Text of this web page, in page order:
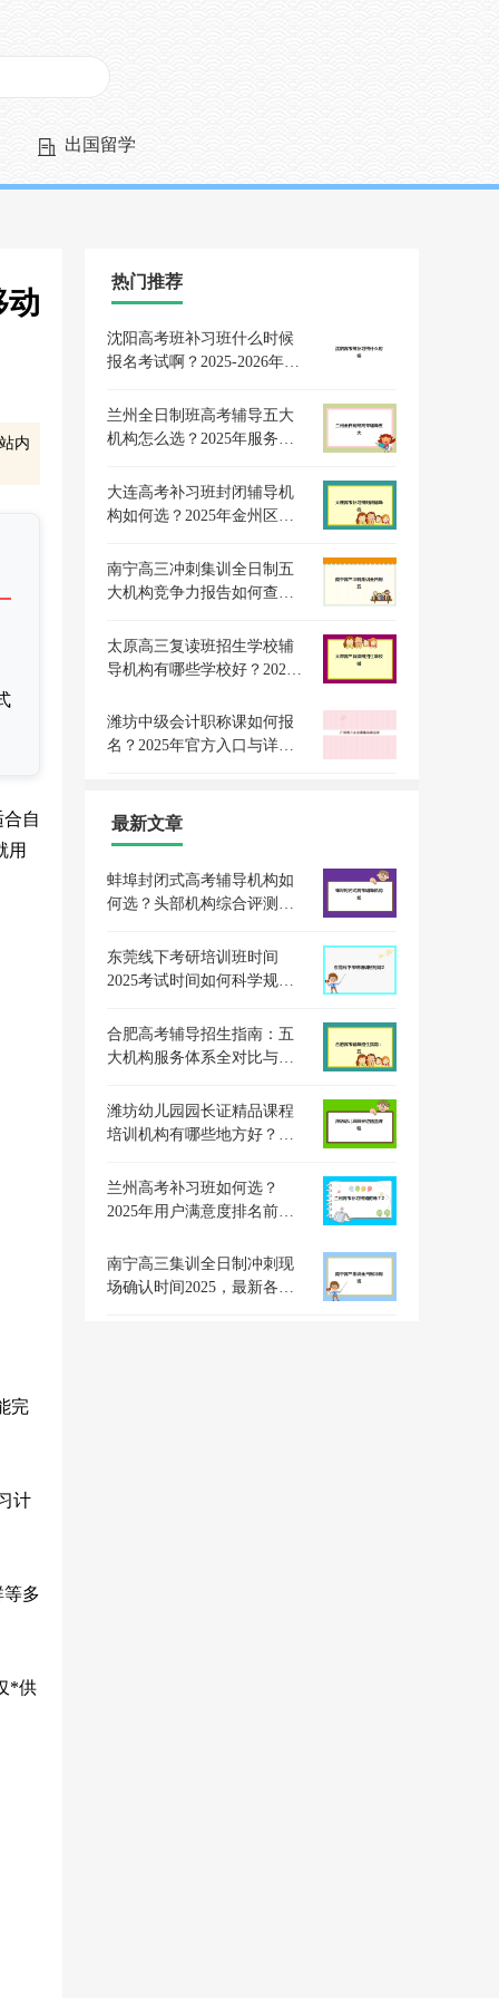
出国留学
动
内
自
用
完
计
多
*供
热门推荐
沈阳高考班补习班什么时候
报名考试啊？2025-2026年最
备考全攻略
兰州全日制班高考辅导五大
机构怎么选？2025年服务案
大连高考补习班封闭辅导机
构如何选？2025年金州区口
南宁高三冲刺集训全日制五
大机构竞争力报告如何查
择校指南与成功案例深度解
析
太原高三复读班招生学校辅
导机构有哪些学校好？2025
与成功案例全解析
潍坊中级会计职称课如何报
名？2025年官方入口与详细
最新文章
蚌埠封闭式高考辅导机构如
何选？头部机构综合评测与
东莞线下考研培训班时间
2025考试时间如何科学规
高效备考全指南
合肥高考辅导招生指南：五
大机构服务体系全对比与择
潍坊幼儿园园长证精品课程
培训机构有哪些地方好？
指南
兰州高考补习班如何选？
2025年用户满意度排名前五
南宁高三集训全日制冲刺现
场确认时间2025，最新各机